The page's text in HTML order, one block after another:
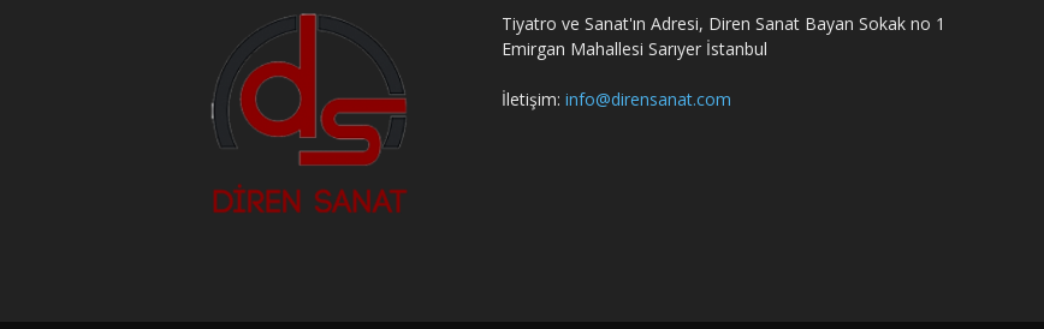
Tiyatro ve Sanat'ın Adresi, Diren Sanat Bayan Sokak no 1
Emirgan Mahallesi Sarıyer İstanbul
İletişim: info@dirensanat.com